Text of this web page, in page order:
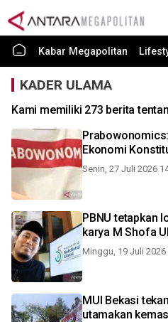
Kabar Megapolitan
KADER ULAMA
Kami memiliki 273 berita
Ekonomi
Senin, 27 Juli 2026
PBNU tetapkan
karya M Shofa
Minggu, 19 Juli 2026
MUI Bekasi
utamakan